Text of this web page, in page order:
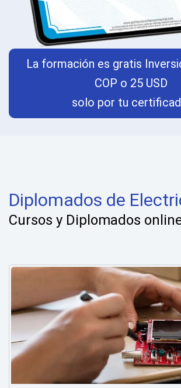
La formación es gratis
COP o 25 USD
solo por tu
Diplomados de
Cursos y Diplomados